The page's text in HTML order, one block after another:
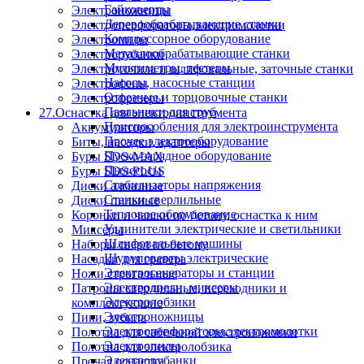
Электроножницы
Электроперфораторы,электромолотки
Электропилы
Электрорубанки
Электроточила и шлифовальные, заточные станки
Электрофены
Электрофрезеры
27.Оснастка для электроинструмента
Аккумуляторы
Биты, насадки, адаптеры
Буры SDS-MAX
Буры SDS-PLUS
Диски алмазные
Диски пильные
Коронки и чашки по бетону, оснастка к ним
Миксеры
Наборы сверл по бетону
Насадки для гравера
Ножи строгальные
Патроны сверлильные, переходники и
комплектующие
Пики, зубила
Полотна для сабельной электроножовки
Полотна для электролобзика
Прочая оснастка
Гайковерты
Деревообрабатывающие станки
Компрессорное оборудование
Металлообрабатывающие станки
Мультиметры, тестеры
Насосы, насосные станции
Отрезные и торцовочные станки
Паяльники для труб
Приспособления для электроинструмента
Прочее электрооборудование
Пуско-зарядное оборудование
Пылесосы
Стабилизаторы напряжения
Станки сверлильные
Тепловое оборудование
Удлинители электрические и светильники
Шлифовальные машины
Шуруповерты электрические
Электрогенераторы и станции
Электродрели, миксеры
Электролобзики
Электроножницы
Электроперфораторы,электромолотки
Электропилы
Электрорубанки